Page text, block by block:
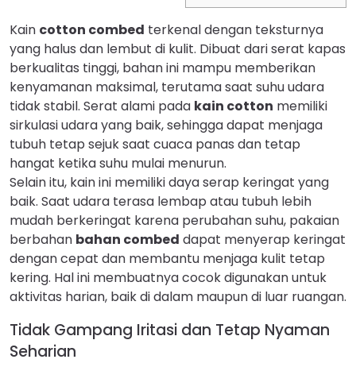
Kain cotton combed terkenal dengan teksturnya
yang halus dan lembut di kulit. Dibuat dari serat kapas
berkualitas tinggi, bahan ini mampu memberikan
kenyamanan maksimal, terutama saat suhu udara
tidak stabil. Serat alami pada kain cotton memiliki
sirkulasi udara yang baik, sehingga dapat menjaga
tubuh tetap sejuk saat cuaca panas dan tetap
hangat ketika suhu mulai menurun.
Selain itu, kain ini memiliki daya serap keringat yang
baik. Saat udara terasa lembap atau tubuh lebih
mudah berkeringat karena perubahan suhu, pakaian
berbahan bahan combed dapat menyerap keringat
dengan cepat dan membantu menjaga kulit tetap
kering. Hal ini membuatnya cocok digunakan untuk
aktivitas harian, baik di dalam maupun di luar ruangan.
Tidak Gampang Iritasi dan Tetap Nyaman
Seharian